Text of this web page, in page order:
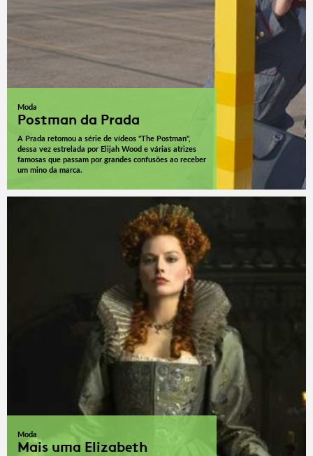
Moda
Postman da Prada
A Prada retomou a série de vídeos "The Postman",
dessa vez estrelada por Elijah Wood e várias atrizes
famosas que passam por grandes confusões ao receber
um mino da marca.
Moda
Mais uma Elizabeth